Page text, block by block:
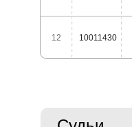
12 10011430